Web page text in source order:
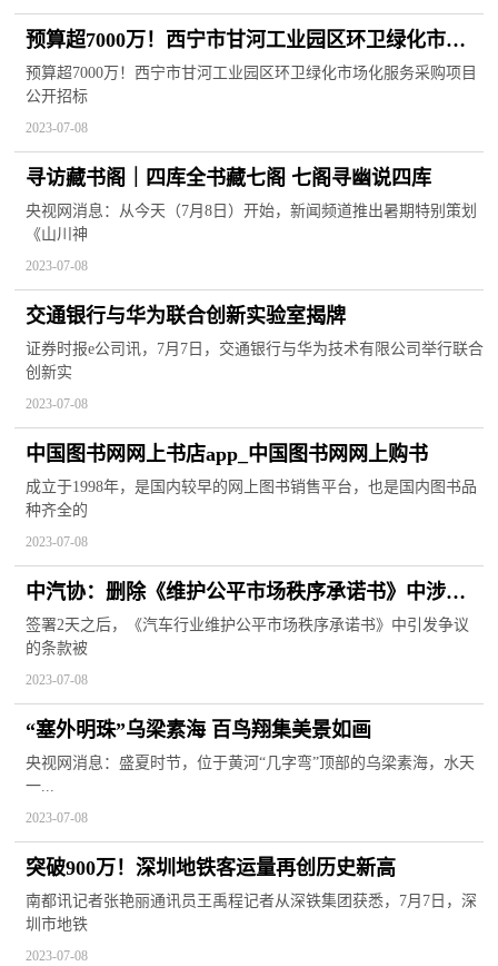
预算超7000万！西宁市甘河工业园区环卫绿化市场
化服务采购项目公开招标！
预算超7000万！西宁市甘河工业园区环卫绿化市场化服务采购项目
公开招标
2023-07-08
寻访藏书阁｜四库全书藏七阁 七阁寻幽说四库
央视网消息：从今天（7月8日）开始，新闻频道推出暑期特别策划
《山川神
2023-07-08
交通银行与华为联合创新实验室揭牌
证券时报e公司讯，7月7日，交通银行与华为技术有限公司举行联合
创新实
2023-07-08
中国图书网网上书店app_中国图书网网上购书
成立于1998年，是国内较早的网上图书销售平台，也是国内图书品
种齐全的
2023-07-08
中汽协：删除《维护公平市场秩序承诺书》中涉价
格表述，有违反垄断法精神
签署2天之后，《汽车行业维护公平市场秩序承诺书》中引发争议
的条款被
2023-07-08
“塞外明珠”乌梁素海 百鸟翔集美景如画
央视网消息：盛夏时节，位于黄河“几字弯”顶部的乌梁素海，水天
一...
2023-07-08
突破900万！深圳地铁客运量再创历史新高
南都讯记者张艳丽通讯员王禹程记者从深铁集团获悉，7月7日，深
圳市地铁
2023-07-08